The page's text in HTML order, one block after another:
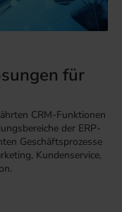
für
CRM-Funktionen
der ERP-
Geschäftsprozesse
Kundenservice,